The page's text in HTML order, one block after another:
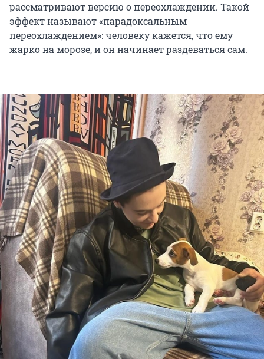
рассматривают версию о переохлаждении. Такой
эффект называют «парадоксальным
переохлаждением»: человеку кажется, что ему
жарко на морозе, и он начинает раздеваться сам.